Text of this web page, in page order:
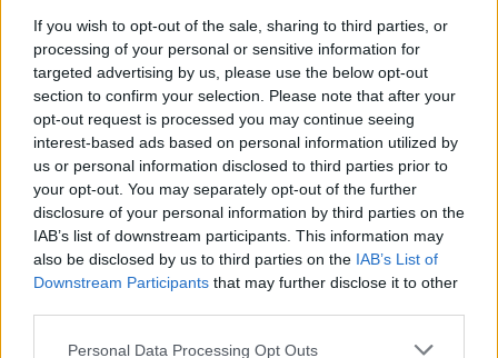
If you wish to opt-out of the sale, sharing to third parties, or
processing of your personal or sensitive information for
targeted advertising by us, please use the below opt-out
section to confirm your selection. Please note that after your
opt-out request is processed you may continue seeing
interest-based ads based on personal information utilized by
us or personal information disclosed to third parties prior to
your opt-out. You may separately opt-out of the further
disclosure of your personal information by third parties on the
IAB’s list of downstream participants. This information may
also be disclosed by us to third parties on the IAB’s List of
Downstream Participants that may further disclose it to other
Please note that this website/app uses one or more Google
Personal Data Processing Opt Outs
για το «Kythira Pass 2026».
Η υλοποίηση της δράσης θα πραγματοποιηθεί σε
δύο διακριτές φάσεις, την πρώτη κατά το
διάστημα Μαΐου - Ιουνίου 2026 και τη δεύτερη
κατά το διάστημα Σεπτεμβρίου - Οκτωβρίου
2026, ενώ τυχόν αδιάθετα ποσά από την πρώτη
φάση θα μεταφερθούν στη δεύτερη.